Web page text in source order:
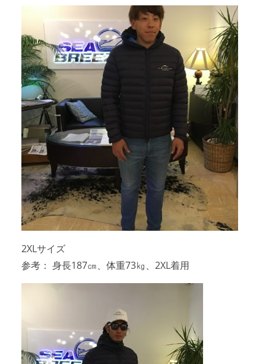
2XLサイズ
参考： 身長187㎝、体重73㎏、2XL着用